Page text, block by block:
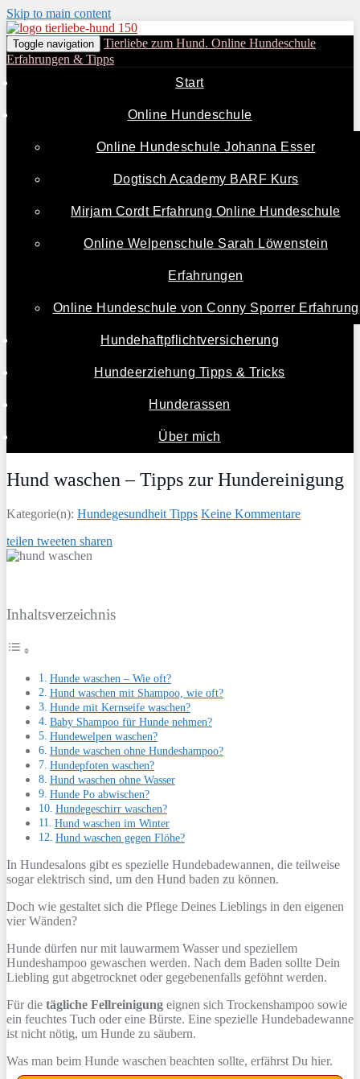
Skip to main content
Toggle navigation
Tierliebe zum Hund. Online Hundeschule
Erfahrungen & Tipps
Start
Online Hundeschule
Online Hundeschule Johanna Esser
Dogtisch Academy BARF Kurs
Mirjam Cordt Erfahrung Online Hundeschule
Online Welpenschule Sarah Löwenstein
Erfahrungen
Online Hundeschule von Conny Sporrer Erfahrung
Hundehaftpflichtversicherung
Hundeerziehung Tipps & Tricks
Hunderassen
Über mich
Hund waschen – Tipps zur Hundereinigung
Kategorie(n): Hundegesundheit Tipps Keine Kommentare
teilen tweeten sharen
Inhaltsverzeichnis
Hunde waschen – Wie oft?
Hund waschen mit Shampoo, wie oft?
Hunde mit Kernseife waschen?
Baby Shampoo für Hunde nehmen?
Hundewelpen waschen?
Hunde waschen ohne Hundeshampoo?
Hundepfoten waschen?
Hund waschen ohne Wasser
Hunde Po abwischen?
Hundegeschirr waschen?
Hund waschen im Winter
Hund waschen gegen Flöhe?
In Hundesalons gibt es spezielle Hundebadewannen, die teilweise
sogar elektrisch sind, um den Hund baden zu können.
Doch wie gestaltet sich die Pflege Deines Lieblings in den eigenen
vier Wänden?
Hunde dürfen nur mit lauwarmem Wasser und speziellem
Hundeshampoo gewaschen werden. Nach dem Baden sollte Dein
Liebling gut abgetrocknet oder gegebenenfalls geföhnt werden.
Für die tägliche Fellreinigung eignen sich Trockenshampoo sowie
ein feuchtes Tuch oder eine Bürste. Eine spezielle Hundebadewanne
ist nicht nötig, um Hunde zu säubern.
Was man beim Hunde waschen beachten sollte, erfährst Du hier.